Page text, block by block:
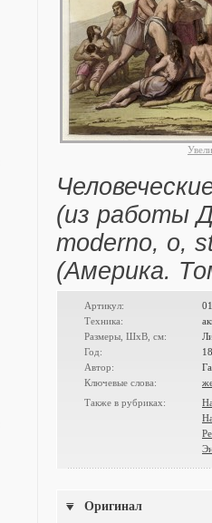
(из работы
moderno, o,
(Америка.
Артикул:
Техника:
Размеры, ШxВ, см:
Год:
Автор:
Ключевые слова:
Также в рубриках:
Оригинал